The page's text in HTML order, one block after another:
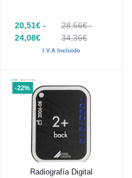
20,51€ -
24,08€
28,56€ -
34,36€
I.V.A Incluido
-22%
Añadir al carrito
Radiografía Digital